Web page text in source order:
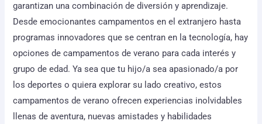
garantizan una combinación de diversión y aprendizaje.
Desde emocionantes campamentos en el extranjero hasta
programas innovadores que se centran en la tecnología, hay
opciones de campamentos de verano para cada interés y
grupo de edad. Ya sea que tu hijo/a sea apasionado/a por
los deportes o quiera explorar su lado creativo, estos
campamentos de verano ofrecen experiencias inolvidables
llenas de aventura, nuevas amistades y habilidades